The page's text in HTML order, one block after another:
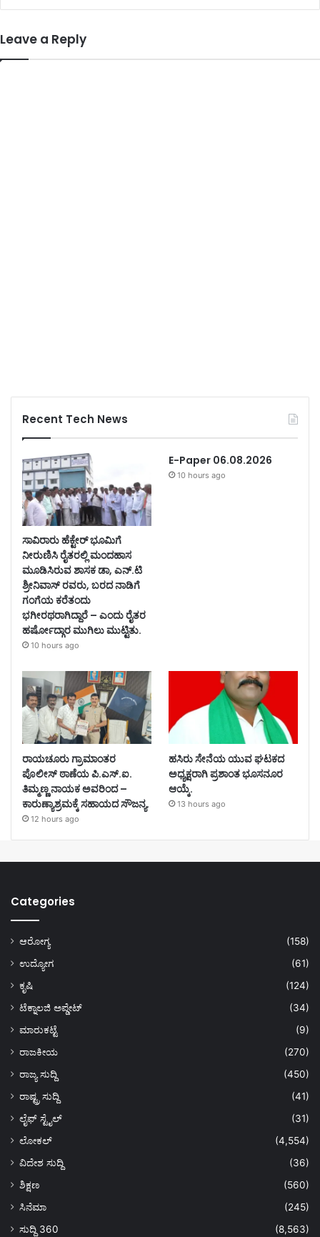
Leave a Reply
Recent Tech News
ಸಾವಿರಾರು ಹೆಕ್ಟೇರ್ ಭೂಮಿಗೆ
ನೀರುಣಿಸಿ ರೈತರಲ್ಲಿ ಮಂದಹಾಸ
ಮೂಡಿಸಿರುವ ಶಾಸಕ ಡಾ, ಎನ್.ಟಿ
ಶ್ರೀನಿವಾಸ್ ರವರು, ಬರದ ನಾಡಿಗೆ
ಗಂಗೆಯ ಕರೆತಂದು
ಭಗೀರಥರಾಗಿದ್ದಾರೆ – ಎಂದು ರೈತರ
ಹರ್ಷೋದ್ಗಾರ ಮುಗಿಲು ಮುಟ್ಟಿತು.
10 hours ago
E-Paper 06.08.2026
10 hours ago
ರಾಯಚೂರು ಗ್ರಾಮಾಂತರ
ಪೊಲೀಸ್ ಠಾಣೆಯ ಪಿ.ಎಸ್.ಐ.
ತಿಮ್ಮಣ್ಣ ನಾಯಕ ಅವರಿಂದ –
ಕಾರುಣ್ಯಾಶ್ರಮಕ್ಕೆ ಸಹಾಯದ ಸೌಜನ್ಯ.
12 hours ago
ಹಸಿರು ಸೇನೆಯ ಯುವ ಘಟಕದ
ಅಧ್ಯಕ್ಷರಾಗಿ ಪ್ರಶಾಂತ ಭೂಸನೂರ
ಆಯ್ಕೆ.
13 hours ago
Categories
ಆರೋಗ್ಯ
(158)
ಉದ್ಯೋಗ
(61)
ಕೃಷಿ
(124)
ಟೆಕ್ನಾಲಜಿ ಅಪ್ಡೇಟ್
(34)
ಮಾರುಕಟ್ಟೆ
(9)
ರಾಜಕೀಯ
(270)
ರಾಜ್ಯ ಸುದ್ದಿ
(450)
ರಾಷ್ಟ್ರ ಸುದ್ದಿ
(41)
ಲೈಫ್ ಸ್ಟೈಲ್
(31)
ಲೋಕಲ್
(4,554)
ವಿದೇಶ ಸುದ್ದಿ
(36)
ಶಿಕ್ಷಣ
(560)
ಸಿನೆಮಾ
(245)
ಸುದ್ದಿ 360
(8,563)